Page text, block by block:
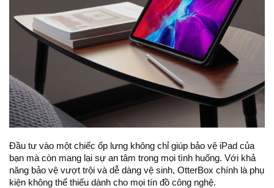
Đầu tư vào một chiếc ốp lưng không chỉ giúp bảo vệ iPad của
bạn mà còn mang lại sự an tâm trong mọi tình huống. Với khả
năng bảo vệ vượt trội và dễ dàng vệ sinh, OtterBox chính là phụ
kiện không thể thiếu dành cho mọi tín đồ công nghệ.